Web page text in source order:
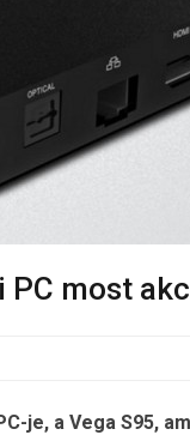
most
je, a Vega S95,